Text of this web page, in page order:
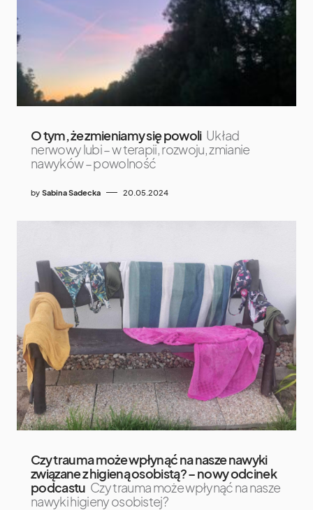
O tym, że zmieniamy się powoli Układ
nerwowy lubi – w terapii, rozwoju, zmianie
nawyków – powolność
by Sabina Sadecka 20.05.2024
Czy trauma może wpłynąć na nasze nawyki
związane z higieną osobistą? – nowy odcinek
podcastu Czy trauma może wpłynąć na nasze
nawyki higieny osobistej?